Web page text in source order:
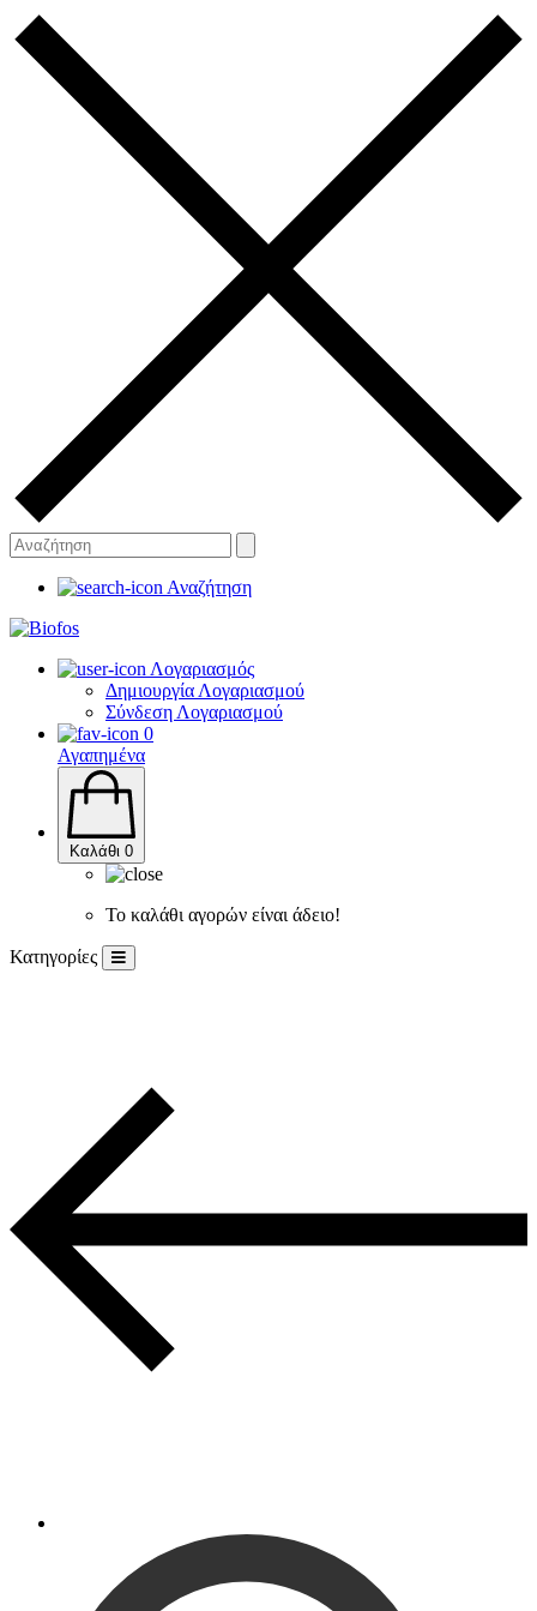
Αναζήτηση
Λογαριασμός
Δημιουργία Λογαριασμού
Σύνδεση Λογαριασμού
0
Αγαπημένα
Καλάθι 0
Το καλάθι αγορών είναι άδειο!
Κατηγορίες